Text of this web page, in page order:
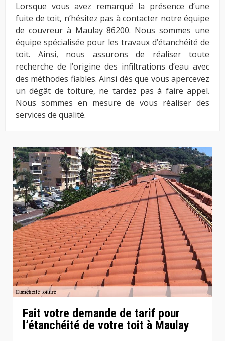
Lorsque vous avez remarqué la présence d’une
fuite de toit, n’hésitez pas à contacter notre équipe
de couvreur à Maulay 86200. Nous sommes une
équipe spécialisée pour les travaux d’étanchéité de
toit. Ainsi, nous assurons de réaliser toute
recherche de l’origine des infiltrations d’eau avec
des méthodes fiables. Ainsi dès que vous apercevez
un dégât de toiture, ne tardez pas à faire appel.
Nous sommes en mesure de vous réaliser des
services de qualité.
Fait votre demande de tarif pour
l’étanchéité de votre toit à Maulay